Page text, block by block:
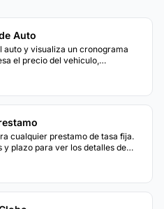
Auto
auto y visualiza un cronograma
el precio del vehiculo,
cualquier prestamo de tasa fija.
y plazo para ver los detalles de